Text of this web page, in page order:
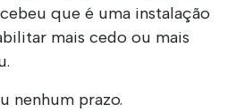
que é uma instalação
mais cedo ou mais
nenhum prazo.